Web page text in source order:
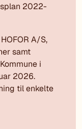
2022-
A/S,
samt
i
2026.
til enkelte